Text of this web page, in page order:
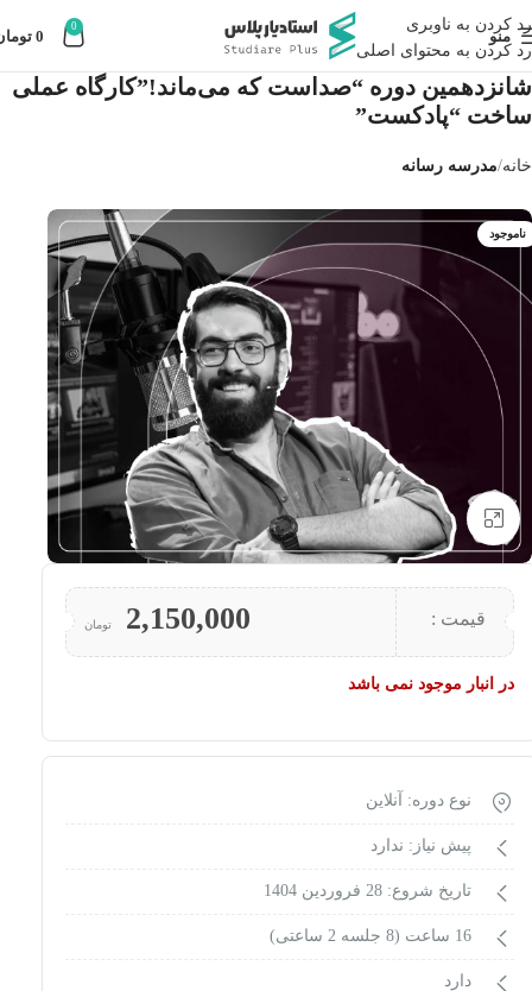
رد کردن به ناوبری
رد کردن به محتوای اصلی
منو
0
0
شانزدهمین دوره “صداست كه مى‌ماند!”كارگاه عملى
ساخت “پادكست”
خانه مدرسه رسانه
ناموجود
بزرگنمایی تصویر
قیمت : 2,150,000 تومان
در انبار موجود نمی باشد
نوع دوره: آنلاین
پیش نیاز: ندارد
تاریخ شروع: 28 فروردین 1404
16 ساعت (8 جلسه 2 ساعتی)
دارد